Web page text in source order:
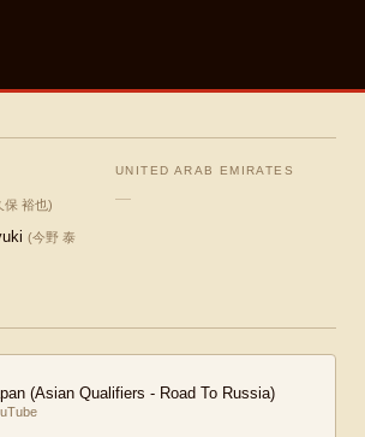
保 裕也)
(今野 泰
UNITED ARAB EMIRATES
—
(Asian Qualifiers - Road To Russia)